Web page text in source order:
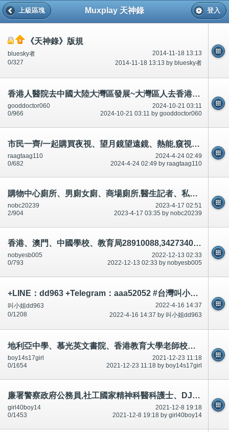
Muxplay 天神錄
上級區塊 登入
《天神錄》版規
2014-11-18 13:13
bluesky者
2014-11-18 13:13 by bluesky者
0/327
香港人醫院去中國大陸大灣區發展~大灣區人去香港取西經(吸收經驗/學習)。好害怕/好驚?贈醫施藥～不如全世界？
2024-10-21 03:11
gooddoctor060
2024-10-21 03:11 by gooddoctor060
0/966
市民一齊/一起購買夜視、望月鏡望遠鏡、熱能,窺視、看/睇鄰居、大廈,合法。好多論壇有提及、講,總之可以
2024-4-24 02:49
raagtaag110
2024-4-24 02:49 by raagtaag110
0/682
購物中心廁所、男廁女廁、商場廁所,醫生記者、私家偵探衣服、手錶、鈕扣、針孔攝影機偷偷錄影、影相-公開
2023-4-17 02:51
nobc20239
2023-4-17 03:35 by nobc20239
2/904
香港、澳門、中國學校、教育局28910088,34273401,28926270有份車禍殺人.(說話前後不一)串通,合謀,論壇/討論區有講有說
2022-12-13 02:33
nobyesb005
2022-12-13 02:33 by nobyesb005
0/793
+LINE：dd963 +Telegram：aaa52052 #台灣叫小姐 #台中叫小姐 #台北叫小姐 #高雄叫小姐 #新竹叫小姐 #台南叫小姐 #彰化叫小
2022-4-16 14:37
叫小姐dd963
2022-4-16 14:37 by 叫小姐dd963
0/1208
地利亞中學、慕光英文書院、香港教育大學老師校長讚成男女學生(穿著褲、校裙不用穿著內褲底褲)相片-公開
2021-12-23 11:18
boy14s17girl
2021-12-23 11:18 by boy14s17girl
0/1654
廉署警察政府公務員,社工國家精神科醫科護士、DJ藝人唔鍾意聽討論區留言,照打插(人多驚死)合法-公開
2021-12-8 19:18
girl40boy14
2021-12-8 19:18 by girl40boy14
0/1453